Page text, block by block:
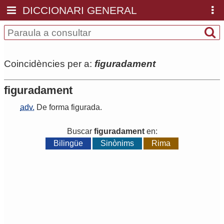
DICCIONARI GENERAL
Coincidències per a: figuradament
figuradament
adv. De forma figurada.
Buscar figuradamenten:
Bilingüe
Sinònims Rima